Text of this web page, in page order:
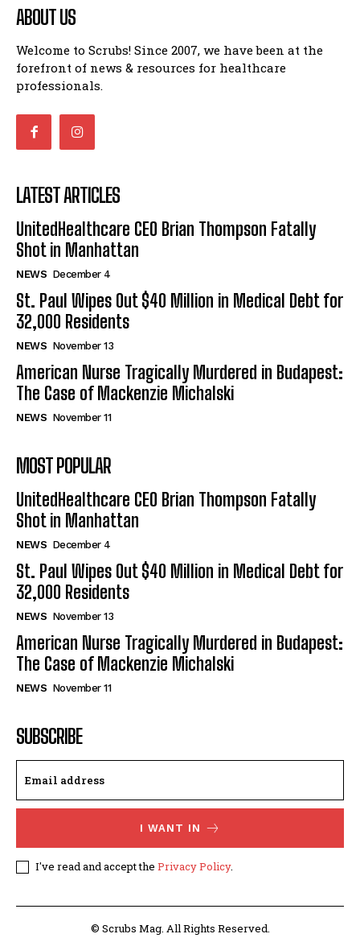
ABOUT US
Welcome to Scrubs! Since 2007, we have been at the
forefront of news & resources for healthcare
professionals.
LATEST ARTICLES
UnitedHealthcare CEO Brian Thompson Fatally
Shot in Manhattan
NEWS December 4
St. Paul Wipes Out $40 Million in Medical Debt for
32,000 Residents
NEWS November 13
American Nurse Tragically Murdered in Budapest:
The Case of Mackenzie Michalski
NEWS November 11
MOST POPULAR
UnitedHealthcare CEO Brian Thompson Fatally
Shot in Manhattan
NEWS December 4
St. Paul Wipes Out $40 Million in Medical Debt for
32,000 Residents
NEWS November 13
American Nurse Tragically Murdered in Budapest:
The Case of Mackenzie Michalski
NEWS November 11
SUBSCRIBE
I WANT IN
I've read and accept the Privacy Policy.
© Scrubs Mag. All Rights Reserved.